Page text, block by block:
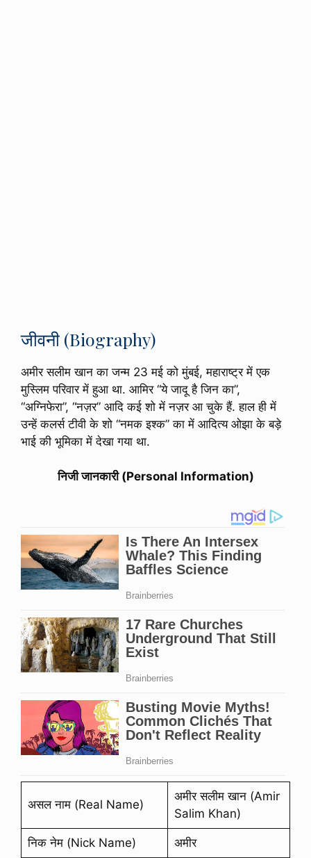
जीवनी (Biography)
अमीर सलीम खान का जन्म 23 मई को मुंबई, महाराष्ट्र में एक
मुस्लिम परिवार में हुआ था. आमिर “ये जादू है जिन का”,
“अग्निफेरा”, “नज़र” आदि कई शो में नज़र आ चुके हैं. हाल ही में
उन्हें कलर्स टीवी के शो “नमक इश्क” का में आदित्य ओझा के बड़े
भाई की भूमिका में देखा गया था.
निजी जानकारी (Personal Information)
असल नाम (Real Name)
अमीर सलीम खान (Amir
Salim Khan)
निक नेम (Nick Name) अमीर